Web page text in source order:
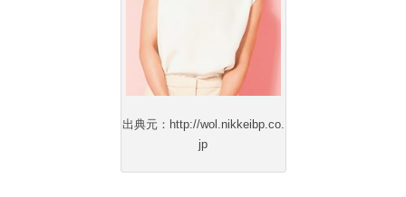
出典元：http://wol.nikkeibp.co.
jp